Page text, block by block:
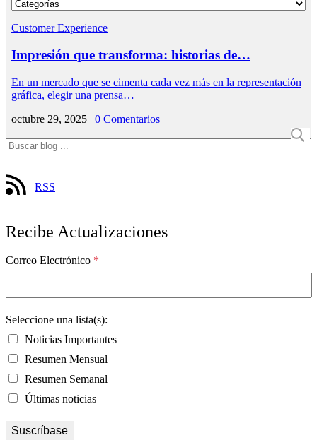
Customer Experience
Impresión que transforma: historias de…
En un mercado que se cimenta cada vez más en la representación
gráfica, elegir una prensa…
octubre 29, 2025 | 0 Comentarios
RSS
Recibe Actualizaciones
Correo Electrónico *
Seleccione una lista(s):
Noticias Importantes
Resumen Mensual
Resumen Semanal
Últimas noticias